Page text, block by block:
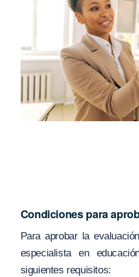
Condiciones para
Para aprobar la
especialista en
siguientes requisitos: